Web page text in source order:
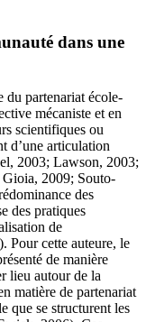
dans une
du partenariat école-
mécaniste et en
scientifiques ou
d’une articulation
2003; Lawson, 2003;
2009; Souto-
des
des pratiques
de
Pour cette auteure, le
de manière
lieu autour de la
matière de partenariat
que se structurent les